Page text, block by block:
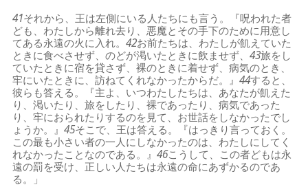
41それから、王は左側にいる人たちにも言う。『呪われた者
ども、わたしから離れ去り、悪魔とその手下のために用意し
てある永遠の火に入れ。42お前たちは、わたしが飢えていた
ときに食べさせず、のどが渇いたときに飲ませず、43旅をし
ていたときに宿を貸さず、裸のときに着せず、病気のとき、
牢にいたときに、訪ねてくれなかったからだ。』44すると、
彼らも答える。『主よ、いつわたしたちは、あなたが飢えた
り、渇いたり、旅をしたり、裸であったり、病気であった
り、牢におられたりするのを見て、お世話をしなかったでし
ょうか。』45そこで、王は答える。『はっきり言っておく。
この最も小さい者の一人にしなかったのは、わたしにしてく
れなかったことなのである。』46こうして、この者どもは永
遠の罰を受け、正しい人たちは永遠の命にあずかるのであ
る。」